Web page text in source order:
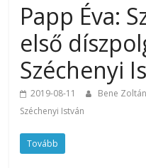
Papp Éva:
első
Széchenyi
2019-08-11 Bene Zoltán
Széchenyi István
Tovább